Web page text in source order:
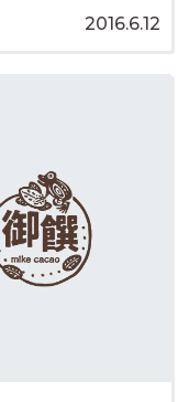
2016.6.12